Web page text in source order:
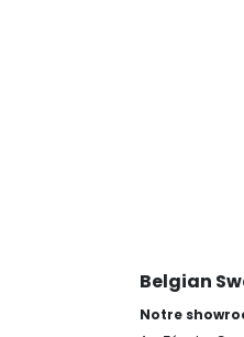
Belgian
Notre